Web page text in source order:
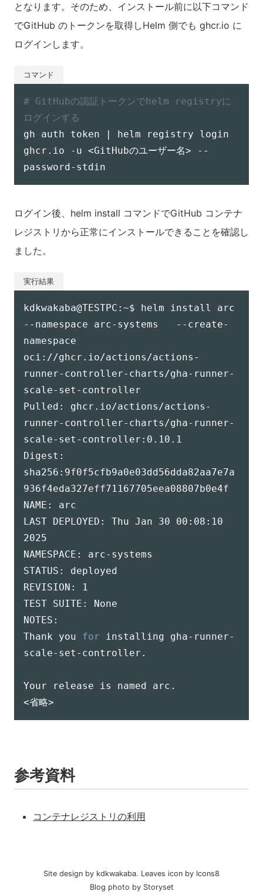
となります。そのため、インストール前に以下コマンド
でGitHub のトークンを取得しHelm 側でも ghcr.io に
ログインします。
# GitHubの認証トークンでhelm registryに
ログインする
gh auth token | helm registry login
ghcr.io -u <GitHubのユーザー名> --
ログイン後、helm install コマンドでGitHub コンテナ
レジストリから正常にインストールできることを確認し
ました。
kdkwakaba@TESTPC:~$ helm install arc
--namespace arc-systems   --create-
namespace
oci://ghcr.io/actions/actions-
runner-controller-charts/gha-runner-
scale-set-controller
Pulled: ghcr.io/actions/actions-
runner-controller-charts/gha-runner-
scale-set-controller:0.10.1
Digest:
sha256:9f0f5cfb9a0e03dd56dda82aa7e7a
936f4eda327eff71167705eea08807b0e4f
NAME: arc
LAST DEPLOYED: Thu Jan 30 00:08:10
2025
NAMESPACE: arc-systems
STATUS: deployed
REVISION: 1
TEST SUITE: None
NOTES:
Thank you for installing gha-runner-
scale-set-controller.
Your release is named arc.
参考資料
コンテナレジストリの利用
Site design by kdkwakaba. Leaves icon by Icons8
Blog photo byStoryset